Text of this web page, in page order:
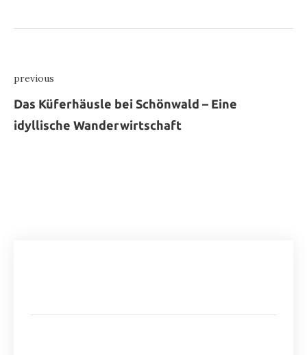
Beitragsnavigation
previous
Previous
Das Küferhäusle bei Schönwald – Eine
idyllische Wanderwirtschaft